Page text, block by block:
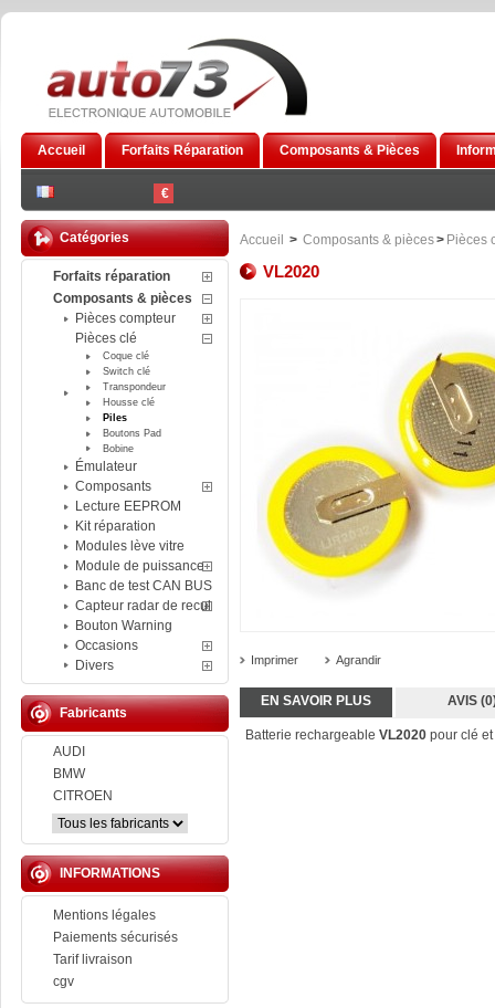
€
Accueil Forfaits Réparation Composants & Pièces
Catégories
Forfaits réparation
Composants & pièces
Pièces compteur
Pièces clé
Coque clé
Switch clé
Transpondeur
Housse clé
Piles
Boutons Pad
Bobine
Émulateur
Composants
Lecture EEPROM
Kit réparation
Modules lève vitre
Module de puissance
Banc de test CAN BUS
Capteur radar de recul
Bouton Warning
Occasions
Divers
Fabricants
AUDI
BMW
CITROEN
INFORMATIONS
Mentions légales
Paiements sécurisés
Tarif livraison
cgv
Accueil > Composants & pièces> Pièces
VL2020
Imprimer Agrandir
EN SAVOIR PLUS AVIS
Batterie rechargeable VL2020 pour clé